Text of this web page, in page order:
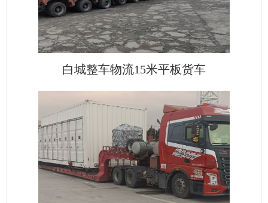
白城整车物流15米平板货车